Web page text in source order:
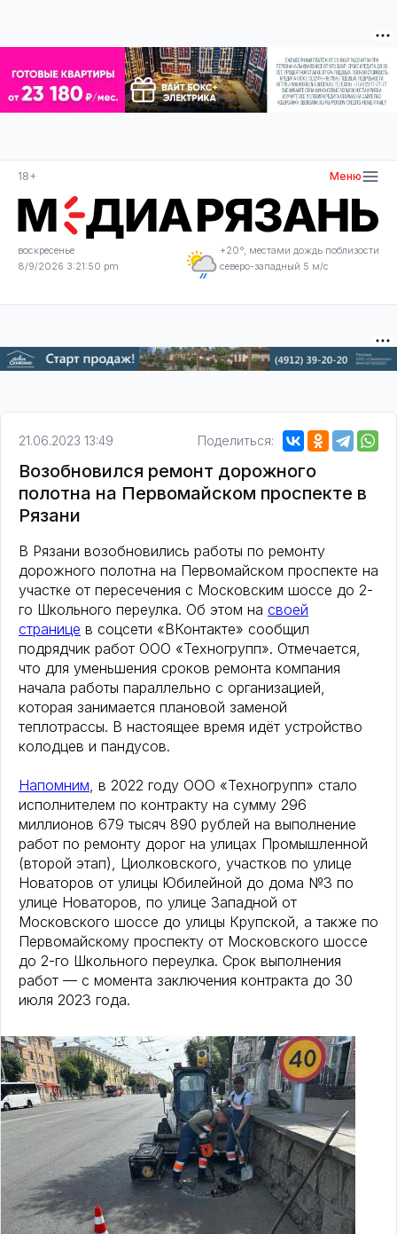
18+ Меню
воскресенье
8/9/2026 3:21:51 pm
+20°, местами дождь поблизости
северо-западный 5 м/с
21.06.2023 13:49 Поделиться:
Возобновился ремонт дорожного
полотна на Первомайском проспекте в
Рязани
В Рязани возобновились работы по ремонту
дорожного полотна на Первомайском проспекте на
участке от пересечения с Московским шоссе до 2-
го Школьного переулка. Об этом на своей
странице в соцсети «ВКонтакте» сообщил
подрядчик работ ООО «Техногрупп». Отмечается,
что для уменьшения сроков ремонта компания
начала работы параллельно с организацией,
которая занимается плановой заменой
теплотрассы. В настоящее время идёт устройство
колодцев и пандусов.
Напомним, в 2022 году ООО «Техногрупп» стало
исполнителем по контракту на сумму 296
миллионов 679 тысяч 890 рублей на выполнение
работ по ремонту дорог на улицах Промышленной
(второй этап), Циолковского, участков по улице
Новаторов от улицы Юбилейной до дома №3 по
улице Новаторов, по улице Западной от
Московского шоссе до улицы Крупской, а также по
Первомайскому проспекту от Московского шоссе
до 2-го Школьного переулка. Срок выполнения
работ — с момента заключения контракта до 30
июля 2023 года.